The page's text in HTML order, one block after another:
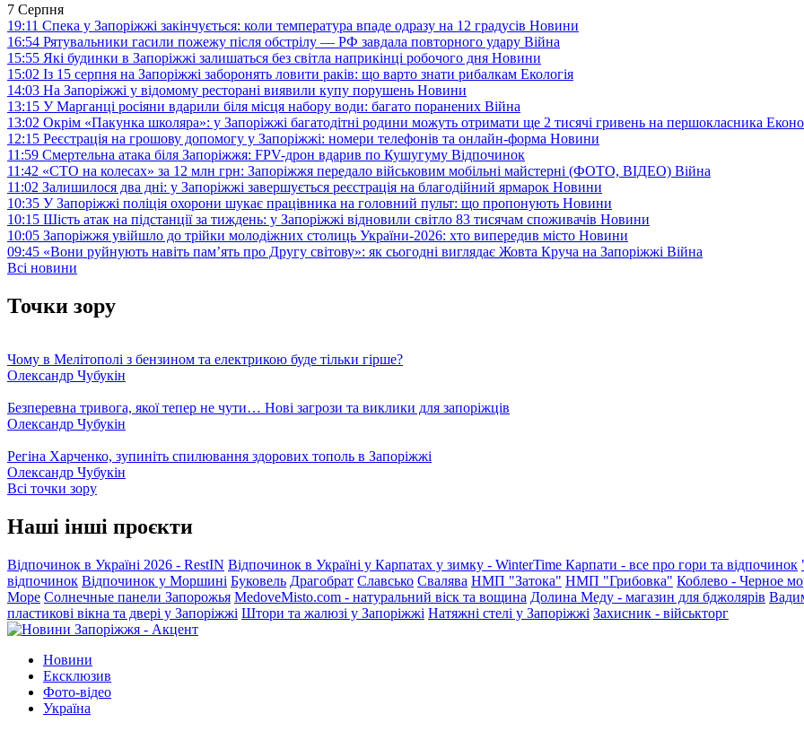
7 Серпня
19:11 Спека у Запоріжжі закінчується: коли температура впаде одразу на 12 градусів Новини
16:54 Рятувальники гасили пожежу після обстрілу — РФ завдала повторного удару Війна
15:55 Які будинки в Запоріжжі залишаться без світла наприкінці робочого дня Новини
15:02 Із 15 серпня на Запоріжжі заборонять ловити раків: що варто знати рибалкам Екологія
14:03 На Запоріжжі у відомому ресторані виявили купу порушень Новини
13:15 У Марганці росіяни вдарили біля місця набору води: багато поранених Війна
13:02 Окрім «Пакунка школяра»: у Запоріжжі багатодітні родини можуть отримати ще 2 тисячі гривень на першокласника
12:15 Реєстрація на грошову допомогу у Запоріжжі: номери телефонів та онлайн-форма Новини
11:59 Смертельна атака біля Запоріжжя: FPV-дрон вдарив по Кушугуму Відпочинок
11:42 «СТО на колесах» за 12 млн грн: Запоріжжя передало військовим мобільні майстерні (ФОТО, ВІДЕО) Війна
11:02 Залишилося два дні: у Запоріжжі завершується реєстрація на благодійний ярмарок Новини
10:35 У Запоріжжі поліція охорони шукає працівника на головний пульт: що пропонують Новини
10:15 Шість атак на підстанції за тиждень: у Запоріжжі відновили світло 83 тисячам споживачів Новини
10:05 Запоріжжя увійшло до трійки молодіжних столиць України-2026: хто випередив місто Новини
09:45 «Вони руйнують навіть пам’ять про Другу світову»: як сьогодні виглядає Жовта Круча на Запоріжжі Війна
Всі новини
Точки зору
Чому в Мелітополі з бензином та електрикою буде тільки гірше?
Олександр Чубукін
Безперевна тривога, якої тепер не чути… Нові загрози та виклики для запоріжців
Олександр Чубукін
Регіна Харченко, зупиніть спилювання здорових тополь в Запоріжжі
Олександр Чубукін
Всі точки зору
Наші інші проєкти
Відпочинок в Україні 2026 - RestIN Відпочинок в Україні у Карпатах у зимку - WinterTime Карпати - все про гори та відпочинок
відпочинок Відпочинок у Моршині Буковель Драгобрат Славсько Свалява НМП "Затока" НМП "Грибовка" Коблево - Черное
Море Солнечные панели Запорожья MedoveMisto.com - натуральний віск та вощина Долина Меду - магазин для бджолярів
пластикові вікна та двері у Запоріжжі Штори та жалюзі у Запоріжжі Натяжні стелі у Запоріжжі Захисник - військторг
Новини
Ексклюзив
Фото-відео
Україна